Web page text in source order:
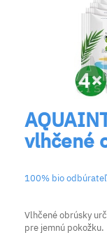
vlhčené
100% bio
Vlhčené obrúsky
pre jemnú pokožku.